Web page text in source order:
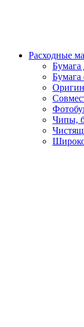
Расходные
Бумага
Бумага
Чипы,